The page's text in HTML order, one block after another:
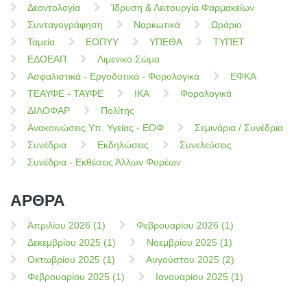
Δεοντολογία
Ίδρυση & Λειτουργία Φαρμακείων
Συνταγογράφηση
Ναρκωτικά
Ωράριο
Ταμεία
ΕΟΠΥΥ ΥΠΕΘΑ
ΤΥΠΕΤ
ΕΔΟΕΑΠ
Λιμενικό Σώμα
Ασφαλιστικά - Εργοδοτικά - Φορολογικά
ΕΦΚΑ
ΤΕΑΥΦΕ - ΤΑΥΦΕ
ΙΚΑ
Φορολογικά
ΔΙΛΟΦΑΡ
Πολίτης
Ανακοινώσεις Υπ. Υγείας - ΕΟΦ
Σεμινάρια / Συνέδρια
Συνέδρια
Εκδηλώσεις
Συνελεύσεις
Συνέδρια - Εκθέσεις Άλλων Φορέων
ΑΡΘΡΑ
Απριλίου 2026 (1)
Φεβρουαρίου 2026 (1)
Δεκεμβρίου 2025 (1)
Νοεμβρίου 2025 (1)
Οκτωβρίου 2025 (1)
Αυγούστου 2025 (2)
Φεβρουαρίου 2025 (1)
Ιανουαρίου 2025 (1)